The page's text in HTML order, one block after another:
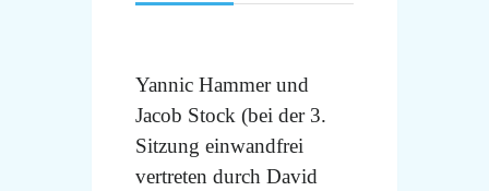
Yannic Hammer und
Jacob Stock (bei der 3.
Sitzung einwandfrei
vertreten durch David